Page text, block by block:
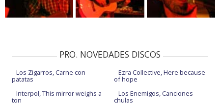
PRO. NOVEDADES DISCOS
Los Zigarros, Carne con
patatas
Interpol, This mirror weighs a
ton
Ezra Collective, Here because
of hope
Los Enemigos, Canciones
chulas